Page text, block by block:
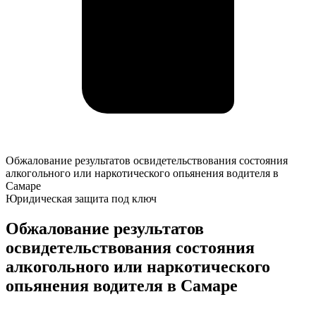
Обжалование
результатов
освидетельствования
состояния
или
наркотического
опьянения
в
Самаре
Обжалование результатов освидетельствования состояния
алкогольного или наркотического опьянения водителя в
Самаре
Юридическая защита под ключ
Обжалование результатов
освидетельствования состояния
алкогольного или наркотического
опьянения водителя в Самаре